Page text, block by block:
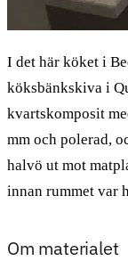
I det här köket i
köksbänkskiva i
kvartskomposit
mm och polerad,
halvö ut mot
innan rummet var
Om materialet